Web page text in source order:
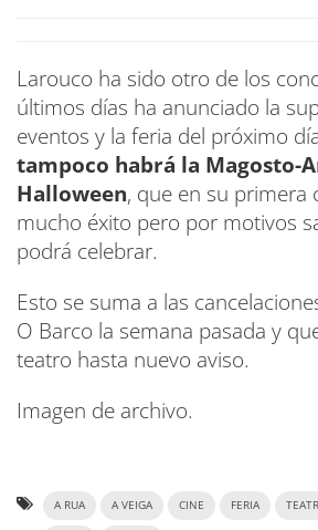
Larouco ha sido otro de los
últimos días ha anunciado la
eventos y la feria del próximo
tampoco habrá la Magosto-
Halloween, que en su primera
mucho éxito pero por motivos
podrá celebrar.
Esto se suma a las
O Barco la semana pasada y
teatro hasta nuevo aviso.
Imagen de archivo.
A RUA A VEIGA CINE FERIA